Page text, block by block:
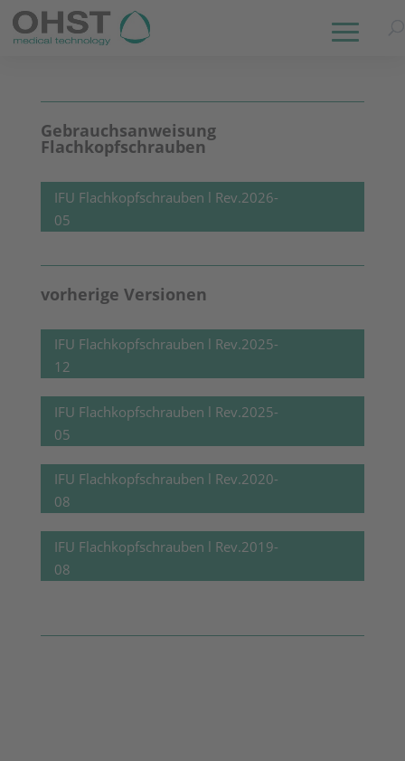
Gebrauchsanweisung
Flachkopfschrauben
IFU Flachkopfschrauben l Rev.2026-
05
vorherige Versionen
IFU Flachkopfschrauben l Rev.2025-
12
IFU Flachkopfschrauben l Rev.2025-
05
IFU Flachkopfschrauben l Rev.2020-
08
IFU Flachkopfschrauben l Rev.2019-
08